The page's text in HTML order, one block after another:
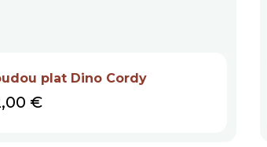
plat Dino Cordy
€